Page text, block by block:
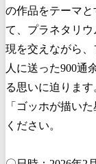
の作品をテーマ
て、プラネタリ
現を交えながら
人に送った900通
る思いに迫ります
「ゴッホが描い
ください。